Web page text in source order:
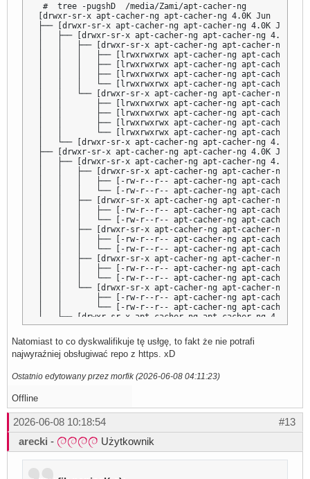
#  tree -pugshD  /media/Zami/apt-cacher-ng
[drwxr-sr-x apt-cacher-ng apt-cacher-ng 4.0K Jun  8
├── [drwxr-sr-x apt-cacher-ng apt-cacher-ng 4.0K Jun
│   ├── [drwxr-sr-x apt-cacher-ng apt-cacher-ng 4.0K
│   │   ├── [drwxr-sr-x apt-cacher-ng apt-cacher-ng
│   │   │   ├── [lrwxrwxrwx apt-cacher-ng apt-cacher-
│   │   │   ├── [lrwxrwxrwx apt-cacher-ng apt-cacher-
│   │   │   ├── [lrwxrwxrwx apt-cacher-ng apt-cacher-
│   │   │   └── [lrwxrwxrwx apt-cacher-ng apt-cacher-
│   │   └── [drwxr-sr-x apt-cacher-ng apt-cacher-ng
│   │       ├── [lrwxrwxrwx apt-cacher-ng apt-cacher-
│   │       ├── [lrwxrwxrwx apt-cacher-ng apt-cacher-
│   │       ├── [lrwxrwxrwx apt-cacher-ng apt-cacher-
│   │       └── [lrwxrwxrwx apt-cacher-ng apt-cacher-
│   └── [drwxr-sr-x apt-cacher-ng apt-cacher-ng 4.0K
├── [drwxr-sr-x apt-cacher-ng apt-cacher-ng 4.0K Jun  8
│   ├── [drwxr-sr-x apt-cacher-ng apt-cacher-ng 4.0K
│   │   ├── [drwxr-sr-x apt-cacher-ng apt-cacher-ng
│   │   │   ├── [-rw-r--r-- apt-cacher-ng apt-cacher-
│   │   │   └── [-rw-r--r-- apt-cacher-ng apt-cacher-
│   │   ├── [drwxr-sr-x apt-cacher-ng apt-cacher-ng
│   │   │   ├── [-rw-r--r-- apt-cacher-ng apt-cacher-
│   │   │   └── [-rw-r--r-- apt-cacher-ng apt-cacher-
│   │   ├── [drwxr-sr-x apt-cacher-ng apt-cacher-ng
│   │   │   ├── [-rw-r--r-- apt-cacher-ng apt-cacher-
│   │   │   └── [-rw-r--r-- apt-cacher-ng apt-cacher-
│   │   ├── [drwxr-sr-x apt-cacher-ng apt-cacher-ng
│   │   │   ├── [-rw-r--r-- apt-cacher-ng apt-cacher-
│   │   │   └── [-rw-r--r-- apt-cacher-ng apt-cacher-
│   │   └── [drwxr-sr-x apt-cacher-ng apt-cacher-ng
│   │       ├── [-rw-r--r-- apt-cacher-ng apt-cacher-ng
│   │       └── [-rw-r--r-- apt-cacher-ng apt-cacher-ng
│   └── [drwxr-sr-x apt-cacher-ng apt-cacher-ng 4.0K
│       └── [drwxr-sr-x apt-cacher-ng apt-cacher-ng
│           ├── [drwxr-sr-x apt-cacher-ng apt-cacher-ng
│           │   └── [drwxr-sr-x apt-cacher-ng apt-
│           │       ├── [-rw-r--r-- apt-cacher-ng apt-
│           ├── [drwxr-sr-x apt-cacher-ng apt-cacher-
│           │   ├── [drwxr-sr-x apt-cacher-ng apt-
│           │   │   ├── [-rw-r--r-- apt-cacher-ng apt-
│           │   │   └── [-rw-r--r-- apt-cacher-ng apt-
│           │   └── [drwxr-sr-x apt-cacher-ng apt-
│           │       ├── [-rw-r--r-- apt-cacher-ng apt-
│           │       └── [-rw-r--r-- apt-cacher-ng apt-
Natomiast to co dyskwalifikuje tę usłgę, to fakt że nie potrafi
najwyraźniej obsługiwać repo z https. xD
Ostatnio edytowany przez morfik (2026-06-08 04:11:23)
Offline
#13
2026-06-08 10:18:54
arecki - Użytkownik